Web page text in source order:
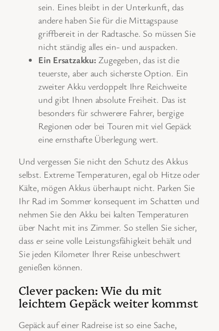
sein. Eines bleibt in der Unterkunft, das
andere haben Sie für die Mittagspause
griffbereit in der Radtasche. So müssen Sie
nicht ständig alles ein- und auspacken.
Ein Ersatzakku: Zugegeben, das ist die
teuerste, aber auch sicherste Option. Ein
zweiter Akku verdoppelt Ihre Reichweite
und gibt Ihnen absolute Freiheit. Das ist
besonders für schwerere Fahrer, bergige
Regionen oder bei Touren mit viel Gepäck
eine ernsthafte Überlegung wert.
Und vergessen Sie nicht den Schutz des Akkus
selbst. Extreme Temperaturen, egal ob Hitze oder
Kälte, mögen Akkus überhaupt nicht. Parken Sie
Ihr Rad im Sommer konsequent im Schatten und
nehmen Sie den Akku bei kalten Temperaturen
über Nacht mit ins Zimmer. So stellen Sie sicher,
dass er seine volle Leistungsfähigkeit behält und
Sie jeden Kilometer Ihrer Reise unbeschwert
genießen können.
Clever packen: Wie du mit
leichtem Gepäck weiter kommst
Gepäck auf einer Radreise ist so eine Sache,